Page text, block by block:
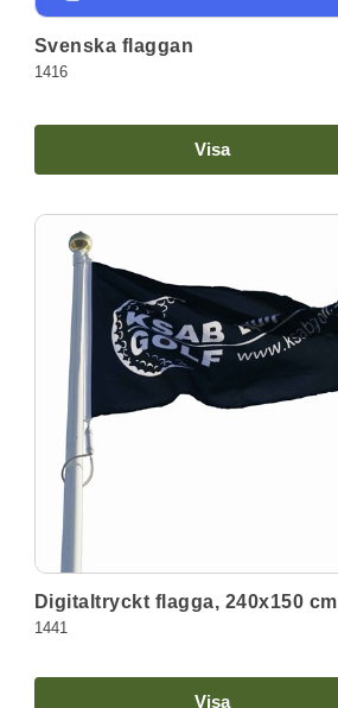
Svenska flaggan
1416
Visa
Digitaltryckt flagga, 240x150 cm
1441
Visa